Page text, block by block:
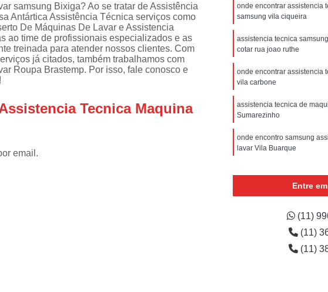
Assistencia Tecnica de Refrigerador Electrolux
Assistencia Tecnica
Assistencia Tecnica Refrigerador
Assistencia Tecnica
Assistencia Tecnica Refrigerador com Problema
Assistencia Tecnica Refrigerador Electrolux
Assistencia Tecnica
Refrigerador Electrolux
Assistencia Tecnica Lavadora Secadora Samsung
Assistencia
Assistencia
Assistencia Tecnica Samsung Lavadora e Secadora
Assistencia
Assistencia Tecnica
Assistencia
Assistencia
samsung Bixiga? Ao se tratar de Assistência
Antártica Assistência Técnica serviços como
De Máquinas De Lavar e Assistencia
ao time de profissionais especializados e as
treinada para atender nossos clientes. Com
já citados, também trabalhamos com
Roupa Brastemp. Por isso, fale conosco e
Tecnica Maquina
email.
onde encontrar assistencia
samsung vila ciqueira
assistencia tecnica
cotar rua joao ruthe
onde encontrar assistencia
vila carbone
assistencia tecnica de
Sumarezinho
onde encontro samsung
lavar Vila Buarque
de lavar Instituto da
onde encontro assistencia
Entre
(11)
(11)
(11)